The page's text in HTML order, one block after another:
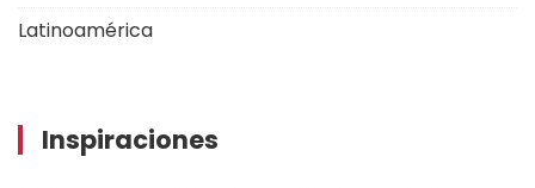
Latinoamérica
Inspiraciones